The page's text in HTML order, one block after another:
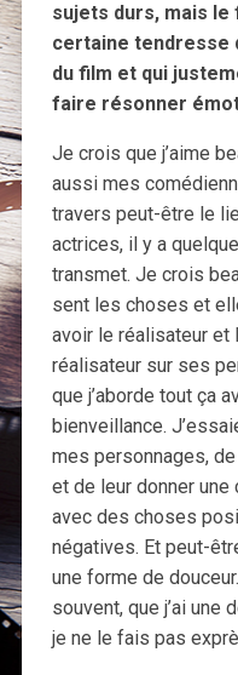
sujets durs, mais
certaine tendresse
du film et qui
faire résonner
Je crois que j’aime
aussi mes
travers peut-être le
actrices, il y a
transmet. Je crois
sent les choses et
avoir le réalisateur et
réalisateur sur ses
que j’aborde tout ça
bienveillance.
mes personnages,
et de leur donner
avec des choses
négatives. Et peut-
une forme de
souvent, que j’ai une
je ne le fais pas